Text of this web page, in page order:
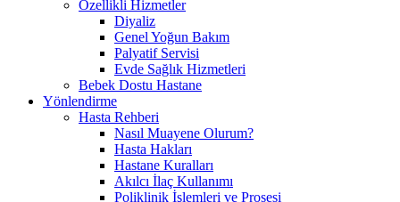
Özellikli Hizmetler
Diyaliz
Genel Yoğun Bakım
Palyatif Servisi
Evde Sağlık Hizmetleri
Bebek Dostu Hastane
Yönlendirme
Hasta Rehberi
Nasıl Muayene Olurum?
Hasta Hakları
Hastane Kuralları
Akılcı İlaç Kullanımı
Poliklinik İşlemleri ve Prosesi